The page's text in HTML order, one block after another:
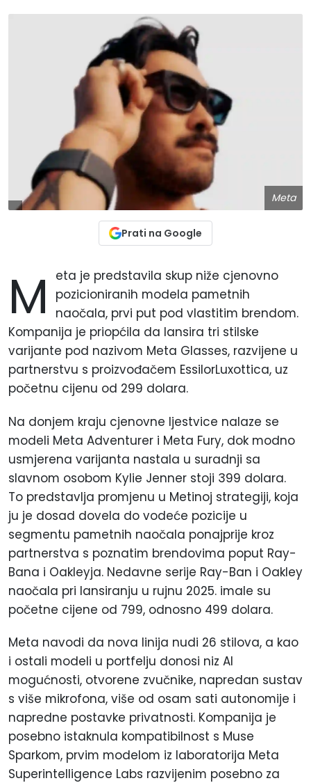
Meta
Prati na Google
M
eta je predstavila skup niže cjenovno
pozicioniranih modela pametnih
naočala, prvi put pod vlastitim brendom.
Kompanija je priopćila da lansira tri stilske
varijante pod nazivom Meta Glasses, razvijene u
partnerstvu s proizvođačem EssilorLuxottica, uz
početnu cijenu od 299 dolara.
Na donjem kraju cjenovne ljestvice nalaze se
modeli Meta Adventurer i Meta Fury, dok modno
usmjerena varijanta nastala u suradnji sa
slavnom osobom Kylie Jenner stoji 399 dolara.
To predstavlja promjenu u Metinoj strategiji, koja
ju je dosad dovela do vodeće pozicije u
segmentu pametnih naočala ponajprije kroz
partnerstva s poznatim brendovima poput Ray-
Bana i Oakleyja. Nedavne serije Ray-Ban i Oakley
naočala pri lansiranju u rujnu 2025. imale su
početne cijene od 799, odnosno 499 dolara.
Meta navodi da nova linija nudi 26 stilova, a kao
i ostali modeli u portfelju donosi niz AI
mogućnosti, otvorene zvučnike, napredan sustav
s više mikrofona, više od osam sati autonomije i
napredne postavke privatnosti. Kompanija je
posebno istaknula kompatibilnost s Muse
Sparkom, prvim modelom iz laboratorija Meta
Superintelligence Labs razvijenim posebno za